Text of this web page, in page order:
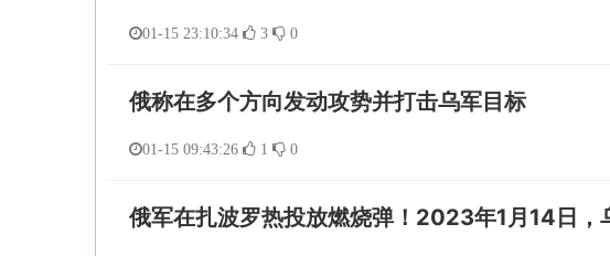
01-15 23:10:34 3 0
俄称在多个方向发动攻势并打击乌军目标
01-15 09:43:26 1 0
俄军在扎波罗热投放燃烧弹！2023年1月14日